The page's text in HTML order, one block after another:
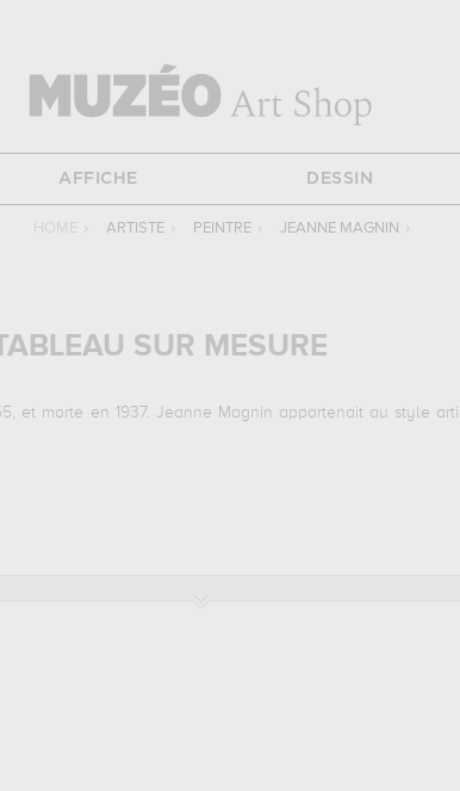
AFFICHE DESSIN
HOME › ARTISTE › PEINTRE › JEANNE MAGNIN ›
SUR MESURE
et morte en 1937. Jeanne Magnin appartenait au style